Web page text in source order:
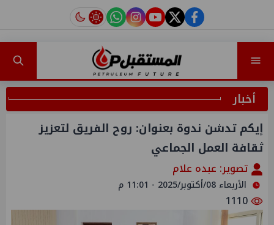
facebook
twitter
youtube
instagram
tiktok
أخبار
إيكم تدشن ندوة بعنوان: روح الفريق لتعزيز
ثقافة العمل الجماعي
تصوير: عبده علام
الأربعاء 08/أكتوبر/2025 - 11:01 م